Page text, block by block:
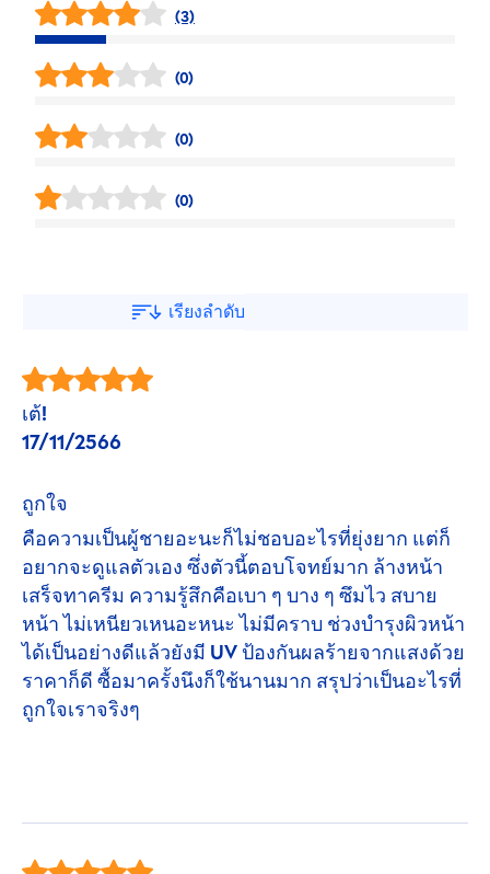
(3)
(0)
(0)
(0)
เรียงลำดับ
เต้!
17/11/2566
ถูกใจ
คือความเป็นผู้ชายอะนะก็ไม่ชอบอะไรที่ยุ่งยาก แต่ก็
อยากจะดูแลตัวเอง ซึ่งตัวนี้ตอบโจทย์มาก ล้างหน้า
เสร็จทาครีม ความรู้สึกคือเบา ๆ บาง ๆ ซึมไว สบาย
หน้า ไม่เหนียวเหนอะหนะ ไม่มีคราบ ช่วงบำรุงผิวหน้า
ได้เป็นอย่างดีแล้วยังมี UV ป้องกันผลร้ายจากแสงด้วย
ราคาก็ดี ซื้อมาครั้งนึงก็ใช้นานมาก สรุปว่าเป็นอะไรที่
ถูกใจเราจริงๆ